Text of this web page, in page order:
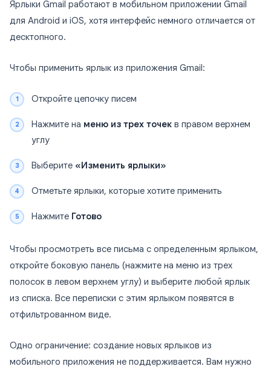
Ярлыки Gmail работают в мобильном приложении Gmail
для Android и iOS, хотя интерфейс немного отличается от
десктопного.
Чтобы применить ярлык из приложения Gmail:
Откройте цепочку писем
Нажмите на меню из трех точек в правом верхнем
углу
Выберите «Изменить ярлыки»
Отметьте ярлыки, которые хотите применить
Нажмите Готово
Чтобы просмотреть все письма с определенным ярлыком,
откройте боковую панель (нажмите на меню из трех
полосок в левом верхнем углу) и выберите любой ярлык
из списка. Все переписки с этим ярлыком появятся в
отфильтрованном виде.
Одно ограничение: создание новых ярлыков из
мобильного приложения не поддерживается. Вам нужно